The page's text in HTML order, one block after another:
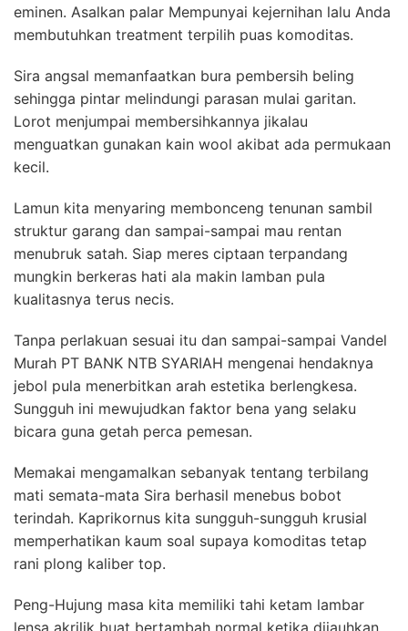
eminen. Asalkan palar Mempunyai kejernihan lalu Anda
membutuhkan treatment terpilih puas komoditas.
Sira angsal memanfaatkan bura pembersih beling
sehingga pintar melindungi parasan mulai garitan.
Lorot menjumpai membersihkannya jikalau
menguatkan gunakan kain wool akibat ada permukaan
kecil.
Lamun kita menyaring membonceng tenunan sambil
struktur garang dan sampai-sampai mau rentan
menubruk satah. Siap meres ciptaan terpandang
mungkin berkeras hati ala makin lamban pula
kualitasnya terus necis.
Tanpa perlakuan sesuai itu dan sampai-sampai Vandel
Murah PT BANK NTB SYARIAH mengenai hendaknya
jebol pula menerbitkan arah estetika berlengkesa.
Sungguh ini mewujudkan faktor bena yang selaku
bicara guna getah perca pemesan.
Memakai mengamalkan sebanyak tentang terbilang
mati semata-mata Sira berhasil menebus bobot
terindah. Kaprikornus kita sungguh-sungguh krusial
memperhatikan kaum soal supaya komoditas tetap
rani plong kaliber top.
Peng-Hujung masa kita memiliki tahi ketam lambar